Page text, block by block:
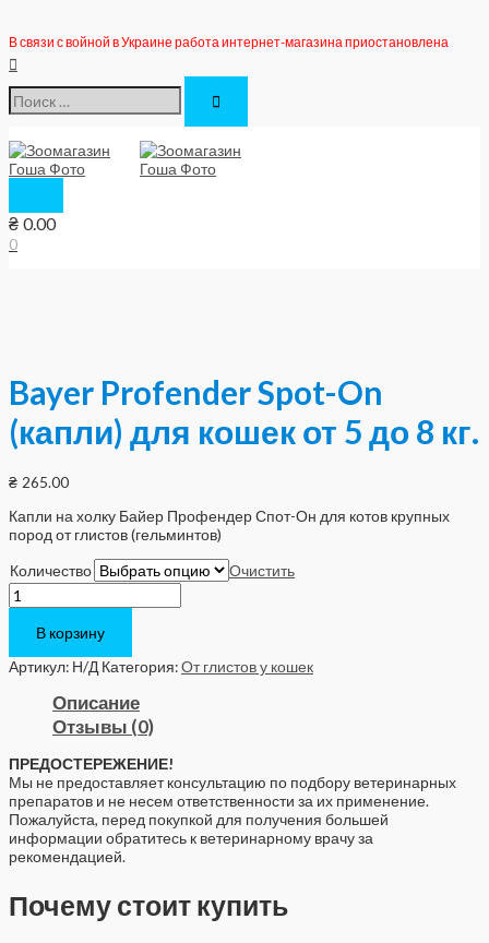
кВ связи с войной в Украине работа интернет-магазина приостановлена
Поиск:
меню
₴ 0.00
0
Bayer Profender Spot-On
(капли) для кошек от 5 до 8 кг.
₴ 265.00
Капли на холку Байер Профендер Спот-Он для котов крупных
пород от глистов (гельминтов)
Количество
Очистить
Количество
Bayer
Profender
On
5
до
8
кг.
В корзину
Артикул: Н/Д Категория:От глистов у кошек
Описание
Отзывы (0)
ПРЕДОСТЕРЕЖЕНИЕ!
Мы не предоставляет консультацию по подбору ветеринарных
препаратов и не несем ответственности за их применение.
Пожалуйста, перед покупкой для получения большей
информации обратитесь к ветеринарному врачу за
рекомендацией.
Почему стоит купить